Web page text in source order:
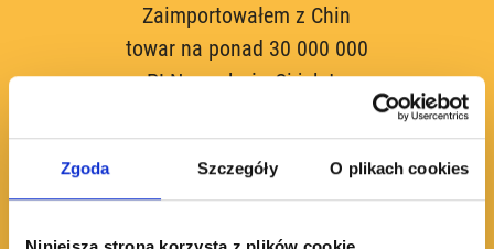
Zgoda Szczegóły O plikach cookies
Zaimportowałem z Chin
towar na ponad 30 000 000
PLN – pokażę Ci jak to
Name